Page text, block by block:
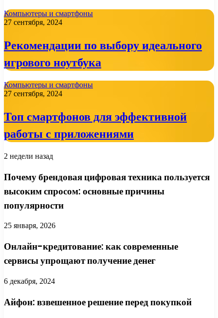
Компьютеры и смартфоны
27 сентября, 2024
Рекомендации по выбору идеального
игрового ноутбука
Компьютеры и смартфоны
27 сентября, 2024
Топ смартфонов для эффективной
работы с приложениями
2 недели назад
Почему брендовая цифровая техника пользуется
высоким спросом: основные причины
популярности
25 января, 2026
Онлайн-кредитование: как современные
сервисы упрощают получение денег
6 декабря, 2024
Айфон: взвешенное решение перед покупкой